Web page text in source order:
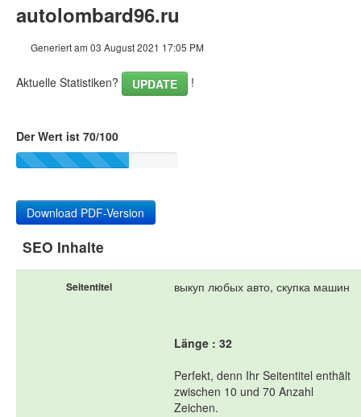
autolombard96.ru
Generiert am 03 August 2021 17:05 PM
Aktuelle Statistiken? UPDATE !
Der Wert ist 70/100
Download PDF-Version
SEO Inhalte
Seitentitel выкуп любых авто, скупка машин
Länge : 32
Perfekt, denn Ihr Seitentitel enthält
zwischen 10 und 70 Anzahl
Zeichen.